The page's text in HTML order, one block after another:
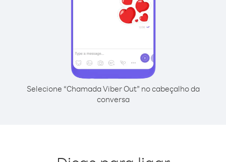
Selecione “Chamada Viber Out” no cabeçalho da
conversa